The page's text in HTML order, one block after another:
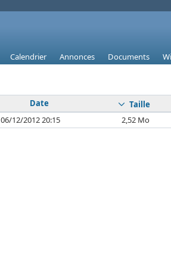
Calendrier Annonces Documents
Date Taille
06/12/2012 20:15 2,52 Mo